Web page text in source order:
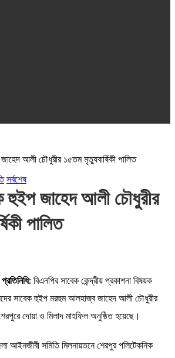
আলী চৌধুরীর ১৫তম মৃত্যুবার্ষিকী পালিত
সর্বশেষ
হুইপ জাহেদ আলী চৌধুরীর
পালিত
বিএনপির সাবেক কেন্দ্রীয় প্রকাশনা বিষয়ক
সাবেক হুইপ মরহুম আলহাজ্ব জাহেদ আলী চৌধুরীর
দোয়া ও মিলাদ মাহফিল অনুষ্ঠিত হয়েছে।
আইনজীবী সমিতি মিলনায়তনে শেরপুর পলিটেকনিক